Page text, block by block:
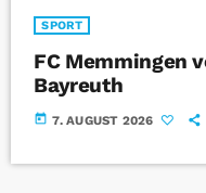
SPORT
FC Memmingen
Bayreuth
today 7. AUGUST 2026